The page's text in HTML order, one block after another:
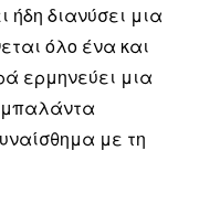
διανύσει μια
όλο ένα και
ερμηνεύει μια
μπαλάντα
με τη